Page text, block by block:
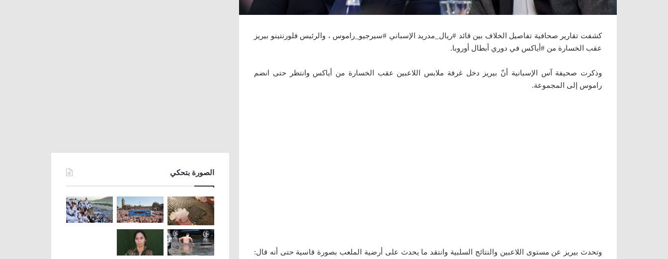
كشفت تقارير صحافية تفاصيل الخلاف بين قائد #ريال_مدريد الإسباني #سيرجيو_راموس ، والرئيس فلورنتينو بيريز
عقب الخسارة من #أياكس في دوري أبطال أوروبا.
وذكرت صحيفة آس الإسبانية أنّ بيريز دخل غرفة ملابس اللاعبين عقب الخسارة من أياكس وانتظر حتى انضم
راموس إلى المجموعة.
وتحدث بيريز عن مستوى اللاعبين والنتائج السلبية وانتقد ما يحدث على أرضية الملعب بصورة قاسية حتى أنه قال:
الصورة بتحكي